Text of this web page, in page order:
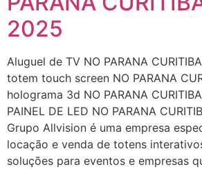
2025
Aluguel de TV NO PARANA
totem touch screen NO PARANA
holograma 3d NO PARANA
PAINEL DE LED NO PARANA
Grupo Allvision é uma empresa
locação e venda de totens
soluções para eventos e empresas